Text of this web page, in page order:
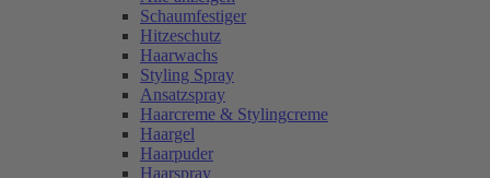
Schaumfestiger
Hitzeschutz
Haarwachs
Styling Spray
Ansatzspray
Haarcreme & Stylingcreme
Haargel
Haarpuder
Haarspray